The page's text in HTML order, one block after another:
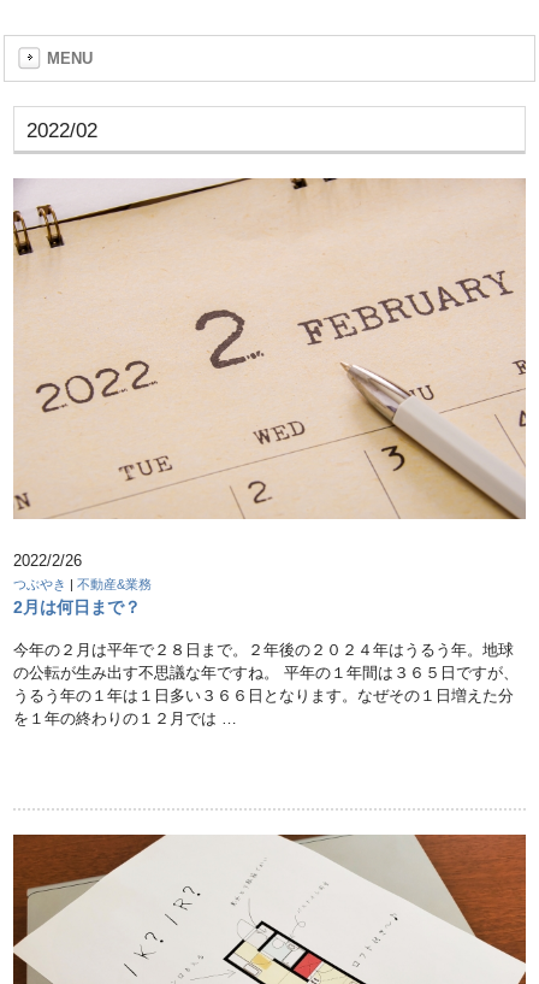
MENU
2022/02
2022/2/26
つぶやき |不動産&業務
2月は何日まで？
今年の２月は平年で２８日まで。２年後の２０２４年はうるう年。地球
の公転が生み出す不思議な年ですね。 平年の１年間は３６５日ですが、
うるう年の１年は１日多い３６６日となります。なぜその１日増えた分
を１年の終わりの１２月では …